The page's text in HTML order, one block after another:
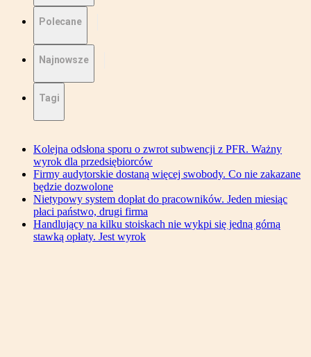
Polecane
Najnowsze
Tagi
Kolejna odsłona sporu o zwrot subwencji z PFR. Ważny
wyrok dla przedsiębiorców
Firmy audytorskie dostaną więcej swobody. Co nie zakazane
będzie dozwolone
Nietypowy system dopłat do pracowników. Jeden miesiąc
płaci państwo, drugi firma
Handlujący na kilku stoiskach nie wykpi się jedną górną
stawką opłaty. Jest wyrok